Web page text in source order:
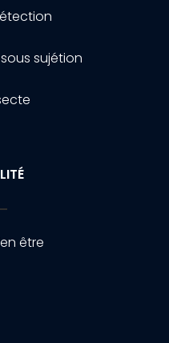
sujétion
être